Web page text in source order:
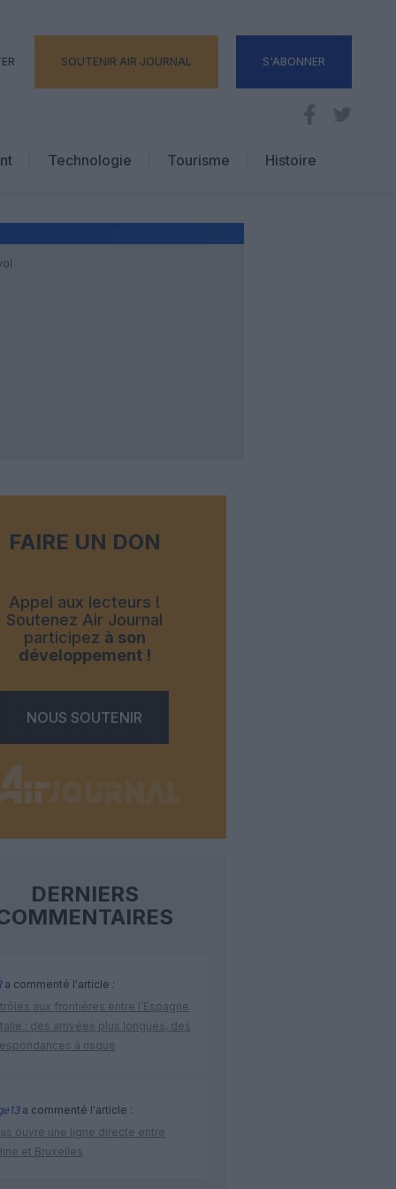
SOUTENIR AIR JOURNAL S'ABONNER
Technologie
Tourisme
Hôtellerie
Histoire
FAIRE UN DON
Appel aux lecteurs !
Soutenez Air Journal
participez à son
développement !
NOUS SOUTENIR
DERNIERS
a commenté l'article :
aux frontières entre l’Espagne
: des arrivées plus longues, des
à risque
a commenté l'article :
ouvre une ligne directe entre
et Bruxelles